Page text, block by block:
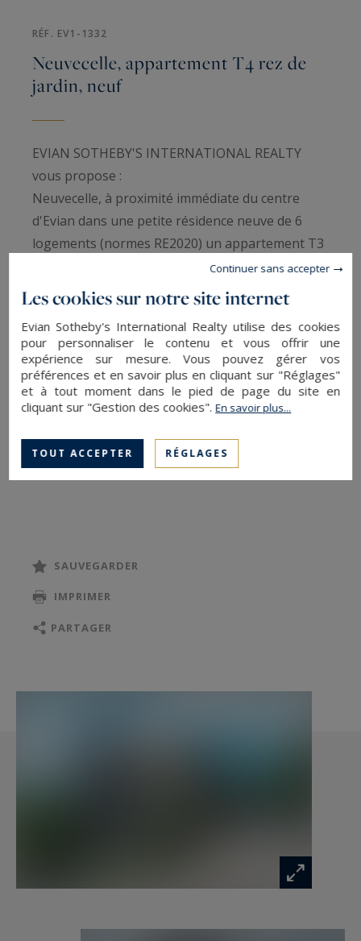
RÉF. EV1-1332
Neuvecelle, appartement T4 rez de
jardin, neuf
EVIAN SOTHEBY'S INTERNATIONAL REALTY
vous propose :
Neuvecelle, à proximité immédiate du centre
d'Evian dans une petite résidence neuve de 6
logements (normes RE2020) un appartement T3
exposé SUD de 58.23 m² situé au 2ème étage. ll
se compose comme suit : une cuisine ouverte sur
salon avec accès sur un balcon de 11 m2, deux
chambres, un cellier, une salle d'eau avec WC.
Une terrasse 1 cave et 2 places de parking
complètent ce logement.
pompe à chaleur, carrelages 80x80, volets
roulants électrique. Livraison été 2024.
DE LUXE SUR EVIAN ET SES ENVIRONS.
SAUVEGARDER
IMPRIMER
PARTAGER
Les cookies sur notre site internet
Evian Sotheby's International Realty utilise des cookies
pour personnaliser le contenu et vous offrir une
expérience sur mesure. Vous pouvez gérer vos
préférences et en savoir plus en cliquant sur "Réglages"
et à tout moment dans le pied de page du site en
cliquant sur "Gestion des cookies".En savoir plus...
TOUT ACCEPTER RÉGLAGES
Continuer sans accepter